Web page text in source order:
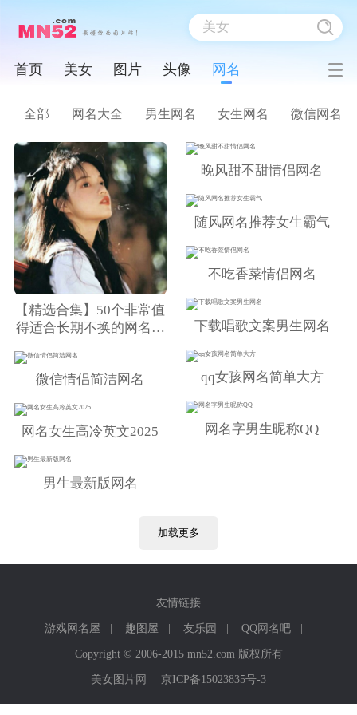
首页 美女 图片 头像 网名
全部 网名大全 男生网名 女生网名 微信网名
【精选合集】50个非常值
得适合长期不换的网名，
微信情侣简洁网名
网名女生高冷英文2025
男生最新版网名
晚风甜不甜情侣网名
随风网名推荐女生霸气
不吃香菜情侣网名
下载唱歌文案男生网名
qq女孩网名简单大方
网名字男生昵称QQ
加载更多
友情链接
游戏网名屋
| 趣图屋 | 友乐园 | QQ网名吧
|
Copyright © 2006-2015 mn52.com 版权所有
美女图片网
京ICP备15023835号-3